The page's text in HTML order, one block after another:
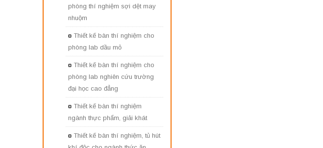
phòng thí nghiệm sợi dệt may
nhuộm
Thiết kế bàn thí nghiệm cho
phòng lab dầu mỏ
Thiết kế bàn thí nghiệm cho
phòng lab nghiên cứu trường
đại học cao đẳng
Thiết kế bàn thí nghiệm
ngành thực phẩm, giải khát
Thiết kế bàn thí nghiệm, tủ hút